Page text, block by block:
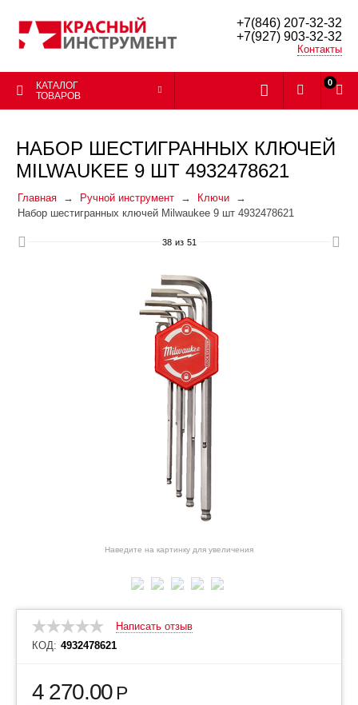
+7(846) 207-32-32
+7(927) 903-32-32
Контакты
КАТАЛОГ
ТОВАРОВ
0
НАБОР ШЕСТИГРАННЫХ КЛЮЧЕЙ
MILWAUKEE 9 ШТ 4932478621
Главная Ручной инструмент
Ключи
Набор шестигранных ключей Milwaukee 9 шт 4932478621
38 из 51
Наведите на картинку для увеличения
Написать отзыв
КОД: 4932478621
4 270.00Р